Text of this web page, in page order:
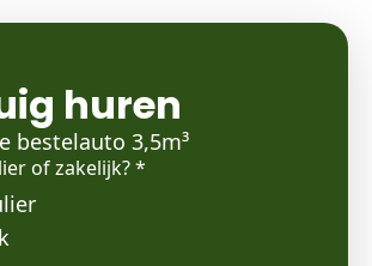
huren
bestelauto 3,5m³
of zakelijk?*